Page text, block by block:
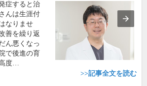
症すると治
んは生涯付
なりませ
善を繰り返
ん悪くなっ
で後進の育
度…
>>記事全文を読む